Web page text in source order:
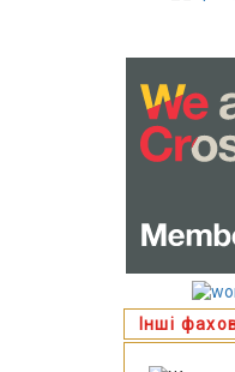
Інші